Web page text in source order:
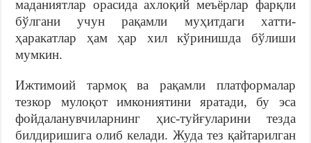
маданиятлар орасида ахлоқий меъёрлар фарқли
бўлгани учун рақамли муҳитдаги хатти-
ҳаракатлар ҳам ҳар хил кўринишда бўлиши
мумкин.
Ижтимоий тармоқ ва рақамли платформалар
тезкор мулоқот имкониятини яратади, бу эса
фойдаланувчиларнинг ҳис-туйғуларини тезда
билдиришига олиб келади. Жуда тез қайтарилган